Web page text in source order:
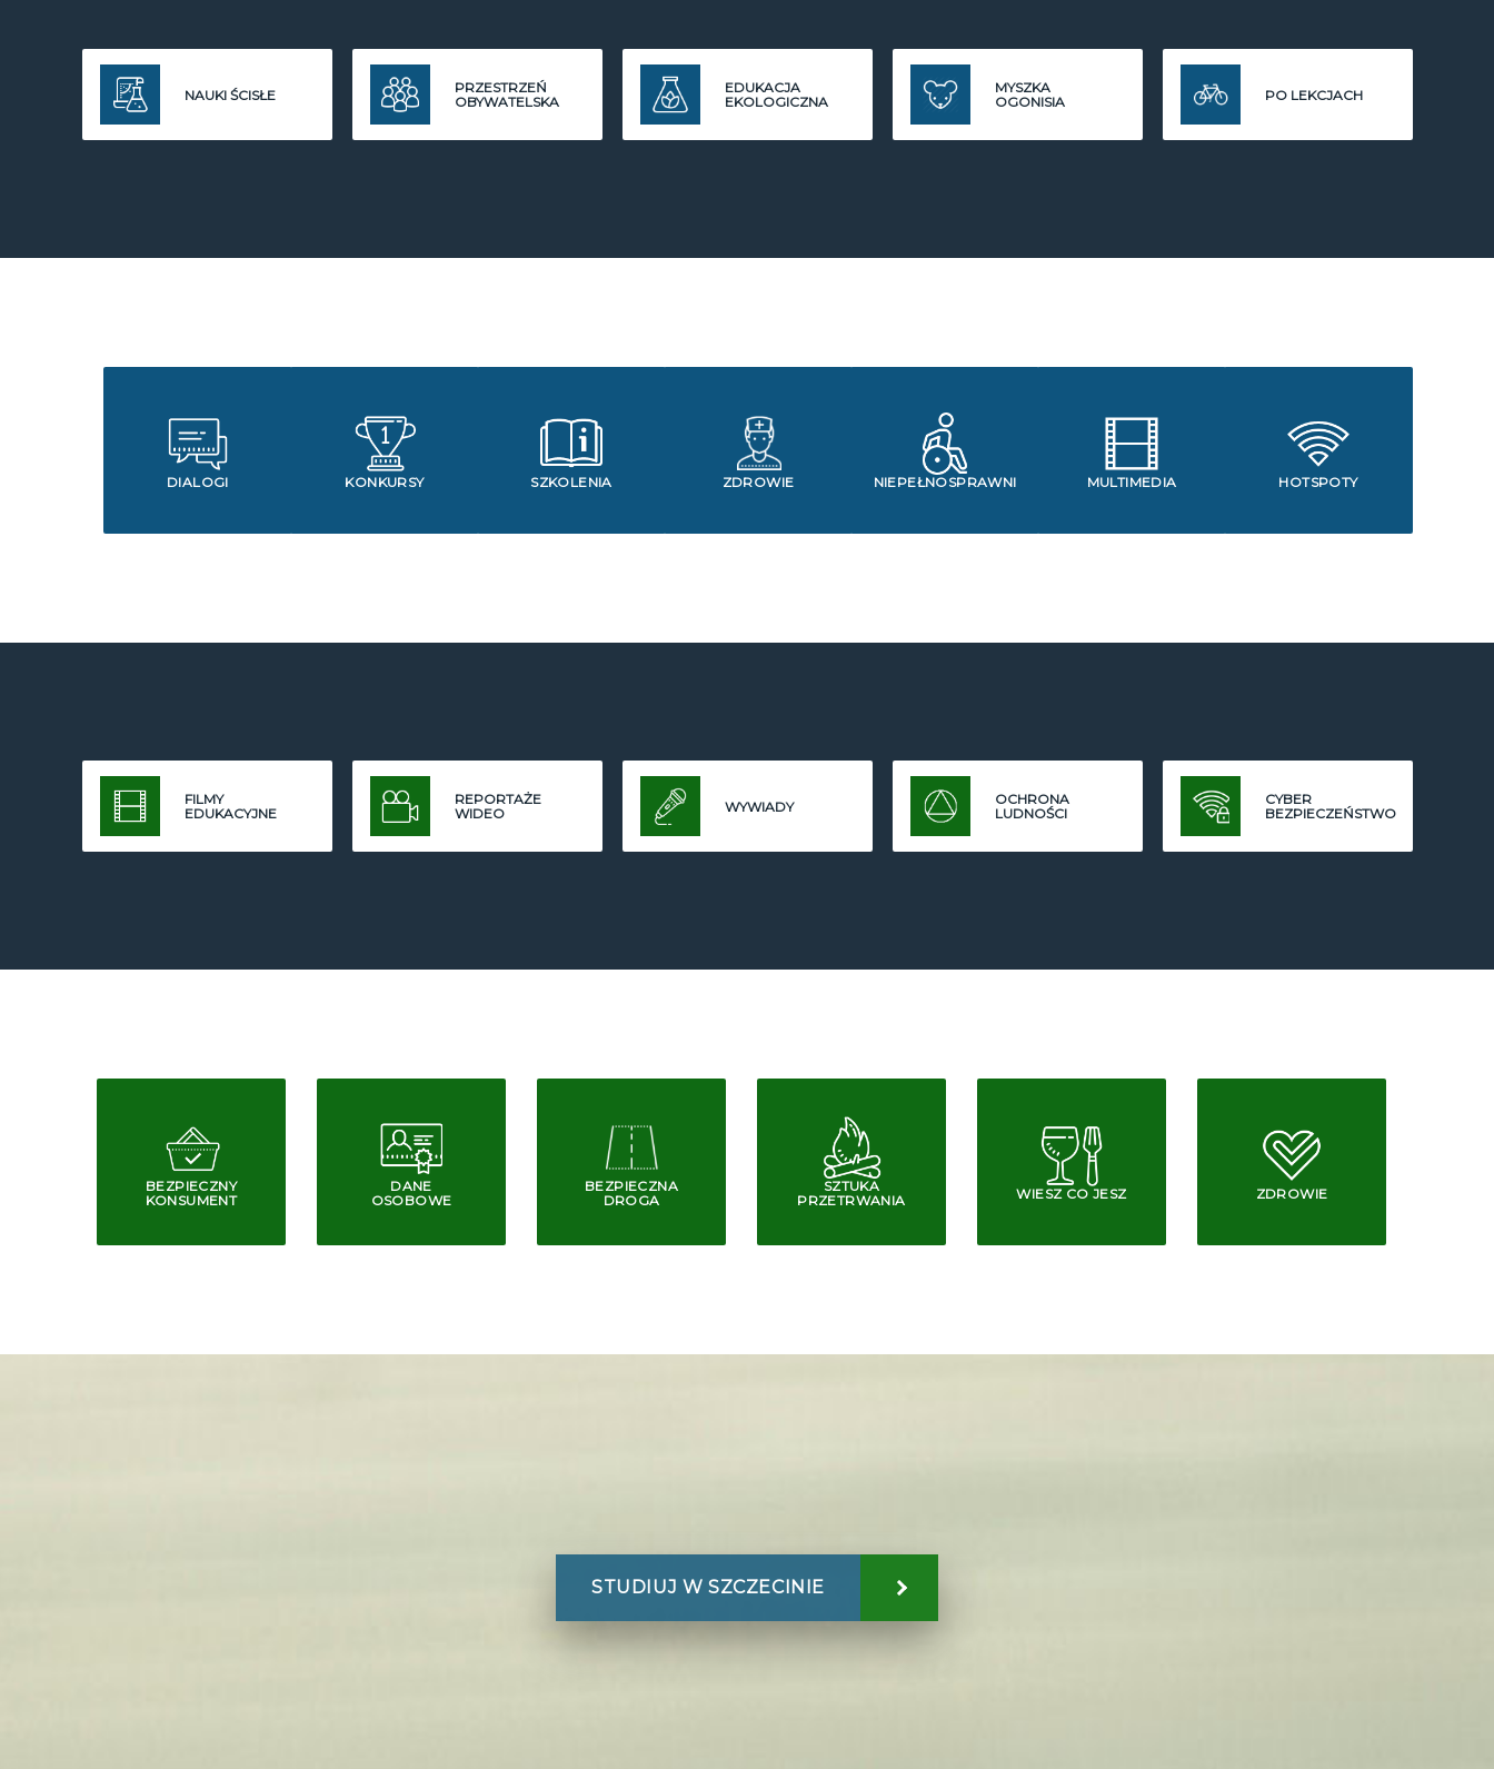
NAUKI ŚCISŁE
PRZESTRZEŃ
OBYWATELSKA
EDUKACJA
EKOLOGICZNA
MYSZKA
OGONISIA
PO LEKCJACH
DIALOGI KONKURSY SZKOLENIA ZDROWIE NIEPEŁNOSPRAWNI MULTIMEDIA HOTSPOTY
FILMY
EDUKACYJNE
REPORTAŻE
WIDEO
WYWIADY
OCHRONA
LUDNOŚCI
CYBER
BEZPIECZEŃSTWO
BEZPIECZNY
KONSUMENT
DANE
OSOBOWE
BEZPIECZNA
DROGA
SZTUKA
PRZETRWANIA
WIESZ CO JESZ ZDROWIE
STUDIUJ W SZCZECINIE